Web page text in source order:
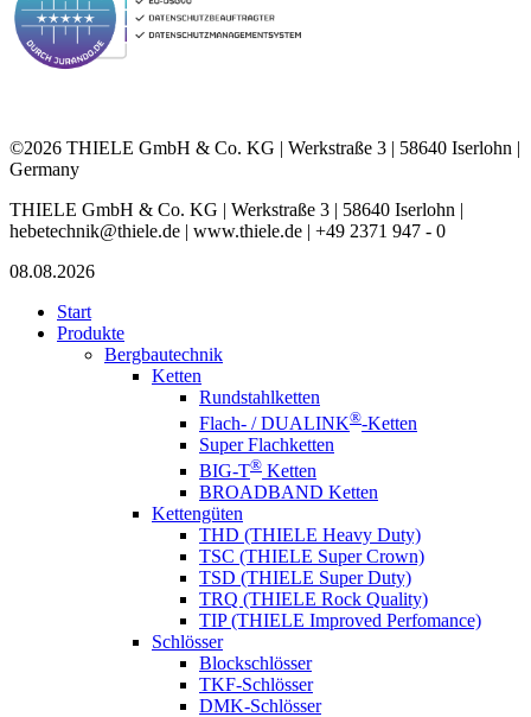
©2026 THIELE GmbH & Co. KG | Werkstraße 3 | 58640 Iserlohn |
Germany
THIELE GmbH & Co. KG | Werkstraße 3 | 58640 Iserlohn |
hebetechnik@thiele.de | www.thiele.de | +49 2371 947 - 0
08.08.2026
Start
Produkte
Bergbautechnik
Ketten
Rundstahlketten
Flach- / DUALINK®-Ketten
Super Flachketten
BIG-T® Ketten
BROADBAND Ketten
Kettengüten
THD (THIELE Heavy Duty)
TSC (THIELE Super Crown)
TSD (THIELE Super Duty)
TRQ (THIELE Rock Quality)
TIP (THIELE Improved Perfomance)
Schlösser
Blockschlösser
TKF-Schlösser
DMK-Schlösser